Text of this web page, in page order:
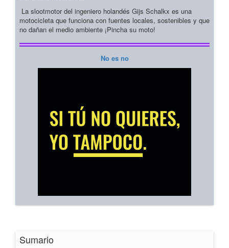
La slootmotor del ingeniero holandés Gijs Schalkx es una
motocicleta que funciona con fuentes locales, sostenibles y que
no dañan el medio ambiente ¡Pincha su moto!
No es no
Sumario